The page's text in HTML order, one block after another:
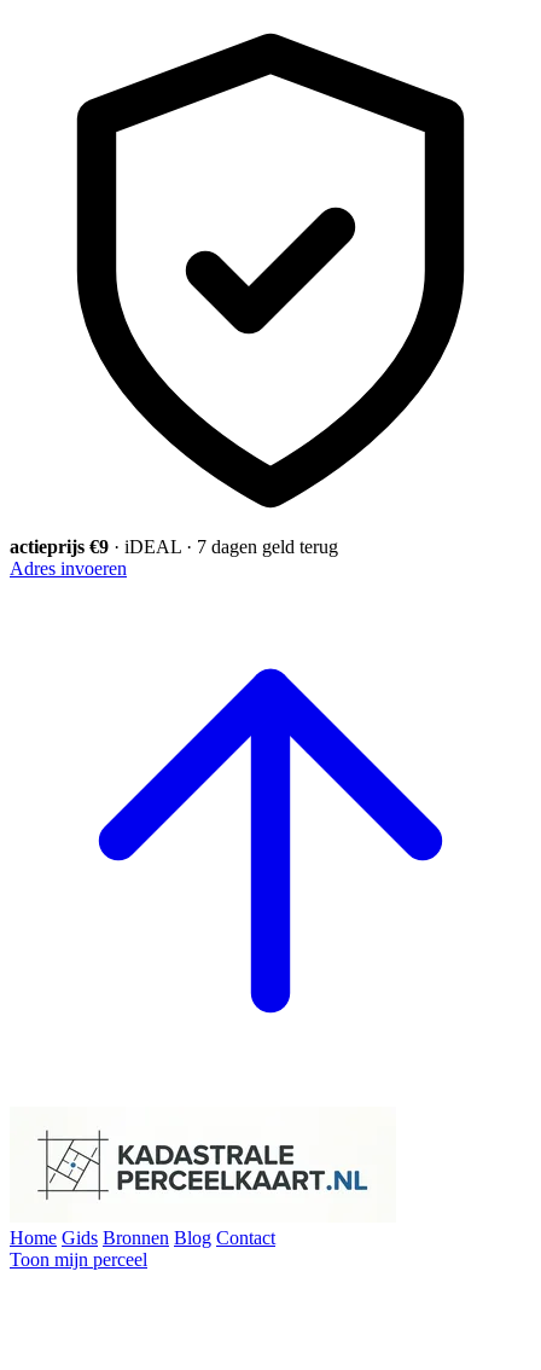
actieprijs €9 · iDEAL · 7 dagen geld terug
Adres invoeren
Home Gids Bronnen Blog Contact
Toon mijn perceel